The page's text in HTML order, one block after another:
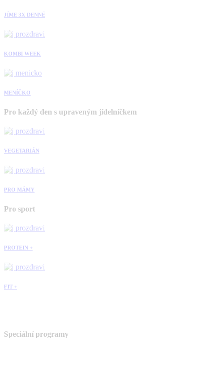
JÍME 3X DENNĚ
KOMBI WEEK
MENÍČKO
Pro každý den s upraveným jídelníčkem
VEGETARIÁN
PRO MÁMY
Pro sport
PROTEIN +
FIT +
Speciální programy